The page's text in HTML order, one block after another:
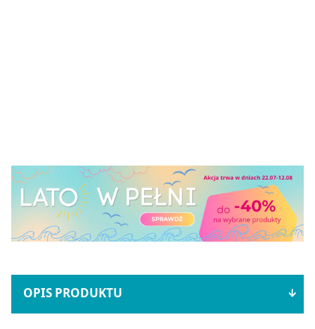
OPIS PRODUKTU